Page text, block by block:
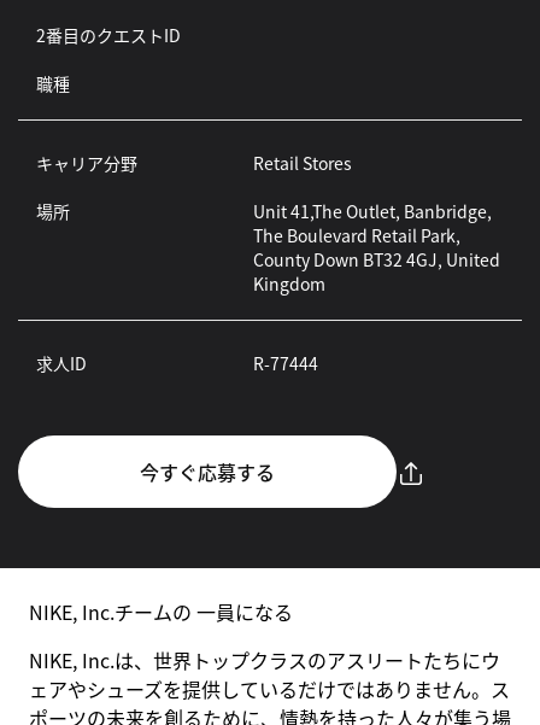
2番目のクエストID
職種
キャリア分野
Retail Stores
場所
Unit 41,The Outlet, Banbridge,
The Boulevard Retail Park,
County Down BT32 4GJ, United
Kingdom
求人ID R-77444
今すぐ応募する
NIKE, Inc.チームの 一員になる
NIKE, Inc.は、世界トップクラスのアスリートたちにウ
ェアやシューズを提供しているだけではありません。ス
ポーツの未来を創るために、情熱を持った人々が集う場